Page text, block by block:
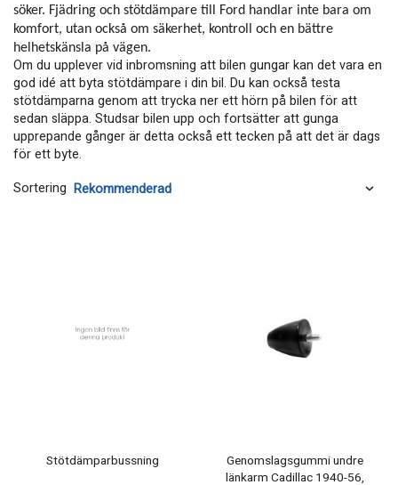
söker. Fjädring och stötdämpare till Ford handlar inte bara om
komfort, utan också om säkerhet, kontroll och en bättre
helhetskänsla på vägen.
Om du upplever vid inbromsning att bilen gungar kan det vara en
god idé att byta stötdämpare i din bil. Du kan också testa
stötdämparna genom att trycka ner ett hörn på bilen för att
sedan släppa. Studsar bilen upp och fortsätter att gunga
upprepande gånger är detta också ett tecken på att det är dags
för ett byte.
Sortering
Stötdämparbussning
Genomslagsgummi undre
länkarm Cadillac 1940-56,